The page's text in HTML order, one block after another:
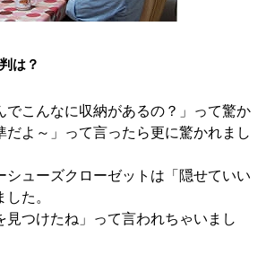
は？
でこんなに収納があるの？」って驚か
だよ～」って言ったら更に驚かれまし
シューズクローゼットは「隠せていい
た。
見つけたね」って言われちゃいまし